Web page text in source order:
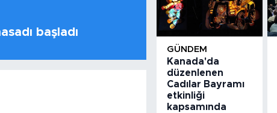
başladı
GÜNDEM
Kanada'da
düzenlenen
Cadılar Bayramı
etkinliği
kapsamında